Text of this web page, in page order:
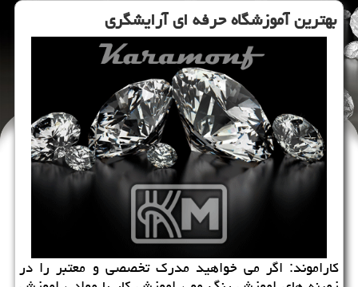
بهترین آموزشگاه حرفه ای آرایشگری
كاراموند: اگر می خواهید مدرك تخصصی و معتبر را در